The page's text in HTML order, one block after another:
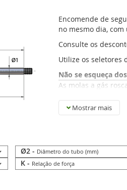
Encomende de
no mesmo dia,
Consulte os
Utilize os seletores
Não se esqueça
As molas a gás
gama aqui.
Mostrar mais
Ø2 - Diâmetro do tubo (mm)
K - Relação de força